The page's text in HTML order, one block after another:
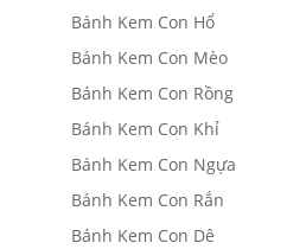
Bánh Kem Con Hổ
Bánh Kem Con Mèo
Bánh Kem Con Rồng
Bánh Kem Con Khỉ
Bánh Kem Con Ngựa
Bánh Kem Con Rắn
Bánh Kem Con Dê